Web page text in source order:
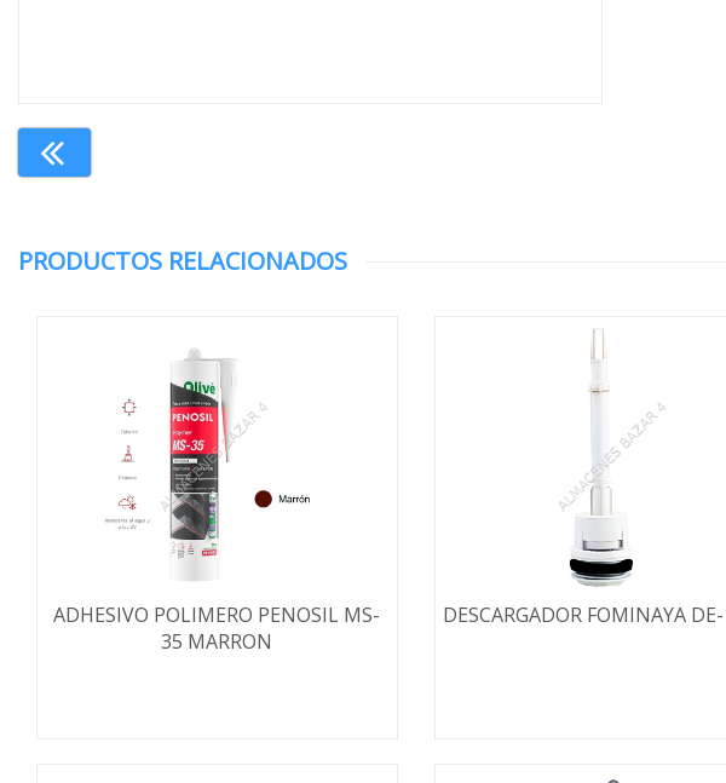
PRODUCTOS RELACIONADOS
ADHESIVO POLIMERO PENOSIL MS-
35 MARRON
DESCARGADOR FOMINAYA